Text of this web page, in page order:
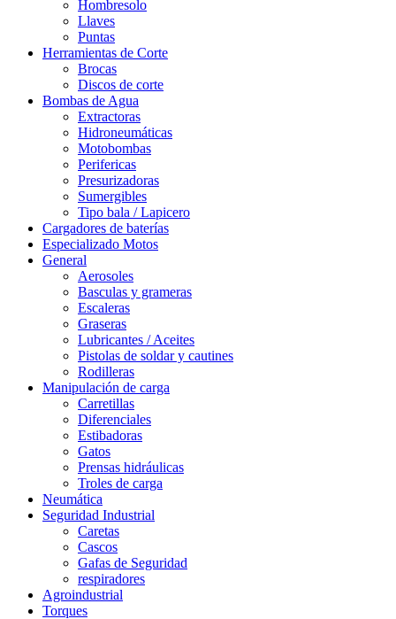
Hombresolo
Llaves
Puntas
Herramientas de Corte
Brocas
Discos de corte
Bombas de Agua
Extractoras
Hidroneumáticas
Motobombas
Perifericas
Presurizadoras
Sumergibles
Tipo bala / Lapicero
Cargadores de baterías
Especializado Motos
General
Aerosoles
Basculas y grameras
Escaleras
Graseras
Lubricantes / Aceites
Pistolas de soldar y cautines
Rodilleras
Manipulación de carga
Carretillas
Diferenciales
Estibadoras
Gatos
Prensas hidráulicas
Troles de carga
Neumática
Seguridad Industrial
Caretas
Cascos
Gafas de Seguridad
respiradores
Agroindustrial
Torques